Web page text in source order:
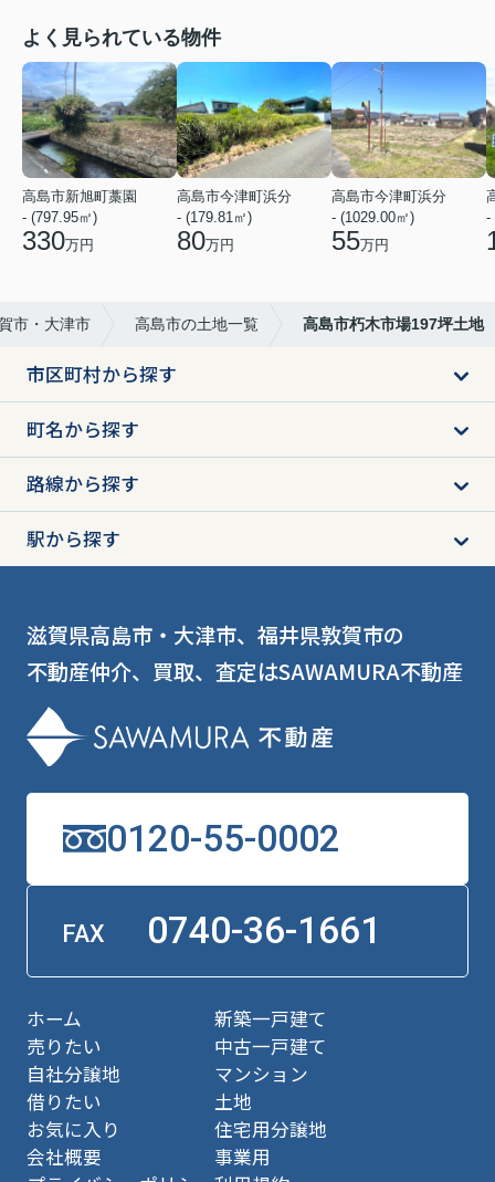
よく見られている物件
高島市新旭町藁園
- (797.95㎡)
330万円
高島市今津町浜分
- (179.81㎡)
80万円
高島市今津町浜分
- (1029.00㎡)
55万円
-
市・大津市 高島市の土地一覧 高島市朽木市場197坪土地
市区町村から探す
町名から探す
路線から探す
駅から探す
滋賀県高島市・大津市、福井県敦賀市の
不動産仲介、買取、査定はSAWAMURA不動産
0120-55-0002
FAX 0740-36-1661
ホーム
売りたい
自社分譲地
借りたい
お気に入り
会社概要
新築一戸建て
中古一戸建て
マンション
土地
住宅用分譲地
事業用